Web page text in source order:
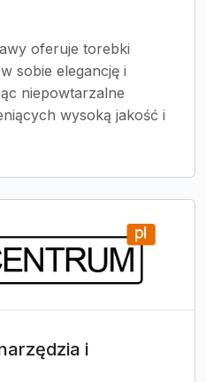
oferuje torebki
sobie elegancję i
niepowtarzalne
wysoką jakość i
i